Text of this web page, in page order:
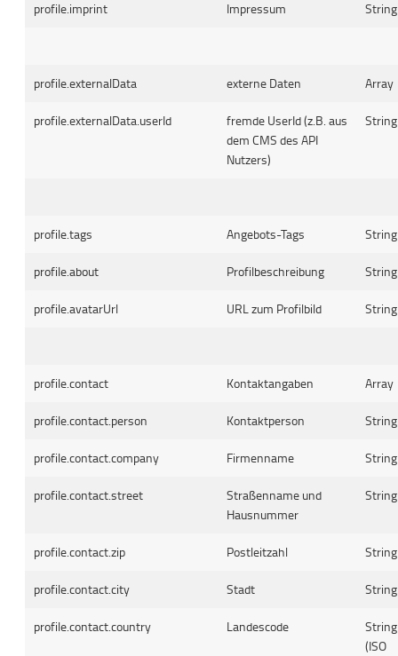
profile.imprint Impressum String
profile.externalData externe Daten Array
profile.externalData.userId
fremde UserId (z.B. aus
dem CMS des API
Nutzers)
String
profile.tags Angebots-Tags String
profile.about Profilbeschreibung String
profile.avatarUrl URL zum Profilbild String
profile.contact Kontaktangaben Array
profile.contact.person Kontaktperson String
profile.contact.company Firmenname String
profile.contact.street
Straßenname und
Hausnummer
String
profile.contact.zip Postleitzahl String
profile.contact.city Stadt String
profile.contact.country Landescode
String
(ISO